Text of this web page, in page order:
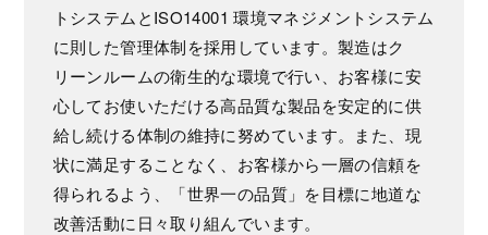
トシステムとISO14001 環境マネジメントシステム
に則した管理体制を採用しています。製造はク
リーンルームの衛生的な環境で行い、お客様に安
心してお使いただける高品質な製品を安定的に供
給し続ける体制の維持に努めています。また、現
状に満足することなく、お客様から一層の信頼を
得られるよう、「世界一の品質」を目標に地道な
改善活動に日々取り組んでいます。